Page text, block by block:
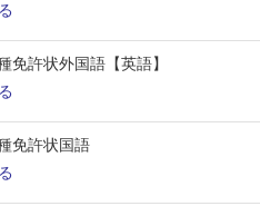
免許状外国語【英語】
免許状国語